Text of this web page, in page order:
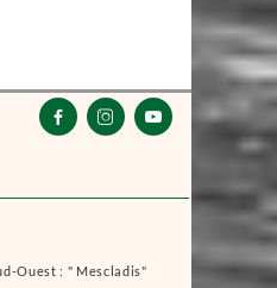
Ouest : " Mescladis"
  